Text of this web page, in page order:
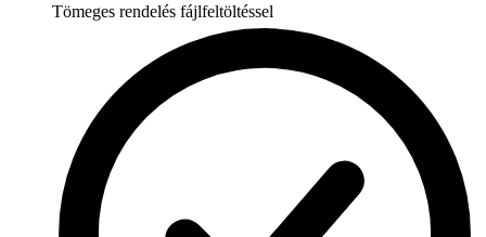
Tömeges rendelés fájlfeltöltéssel